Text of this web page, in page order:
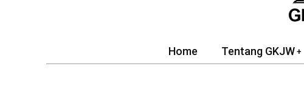
Home Tentang GKJW